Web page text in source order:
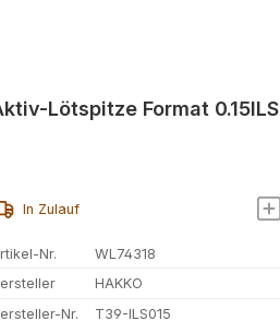
Lötspitze Format 0.15ILS
In Zulauf
Nr.
WL74318
HAKKO
Nr.
T39-ILS015